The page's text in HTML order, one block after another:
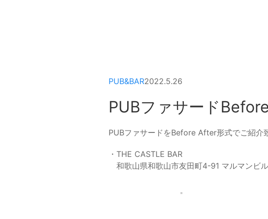
PUB&BAR2022.5.26
PUBファサード
PUBファサードをBefore After形式でご紹介
・THE CASTLE BAR
和歌山県和歌山市友田町4-91 マルマンビ